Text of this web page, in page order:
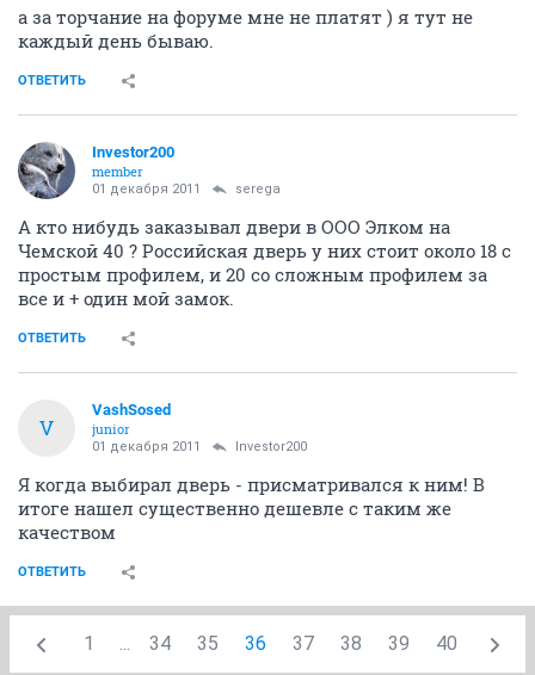
а за торчание на форуме мне не платят ) я тут не
каждый день бываю.
ОТВЕТИТЬ
Investor200
member
01 декабря 2011 serega
А кто нибудь заказывал двери в ООО Элком на
Чемской 40 ? Российская дверь у них стоит около 18 с
простым профилем, и 20 со сложным профилем за
все и + один мой замок.
ОТВЕТИТЬ
V
VashSosed
junior
01 декабря 2011 Investor200
Я когда выбирал дверь - присматривался к ним! В
итоге нашел существенно дешевле с таким же
качеством
ОТВЕТИТЬ
1 ... 34 35 36 37 38 39 40